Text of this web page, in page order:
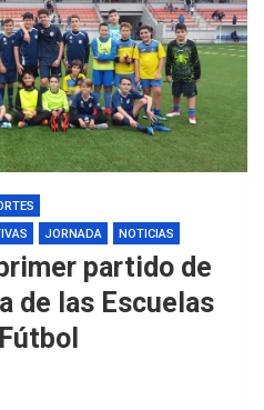
JORNADA NOTICIAS
partido de
de las Escuelas